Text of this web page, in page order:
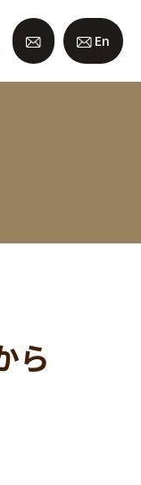
En
ら